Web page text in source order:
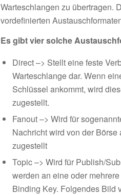
Warteschlangen zu übertragen.
vordefinierten
Es gibt vier solche
Direct –> Stellt eine feste
Warteschlange dar. Wenn
Schlüssel ankommt, wird
zugestellt.
Fanout –> Wird für
Nachricht wird von der
zugestellt
Topic –> Wird für Publish/
werden an eine oder
Binding Key. Folgendes Bild